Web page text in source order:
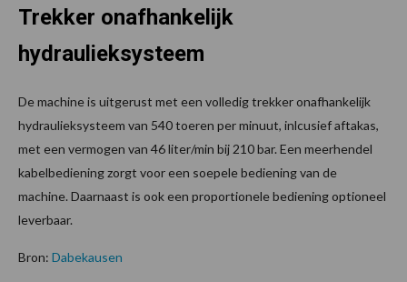
Trekker onafhankelijk
hydraulieksysteem
De machine is uitgerust met een volledig trekker onafhankelijk
hydraulieksysteem van 540 toeren per minuut, inlcusief aftakas,
met een vermogen van 46 liter/min bij 210 bar. Een meerhendel
kabelbediening zorgt voor een soepele bediening van de
machine. Daarnaast is ook een proportionele bediening optioneel
leverbaar.
Bron: Dabekausen